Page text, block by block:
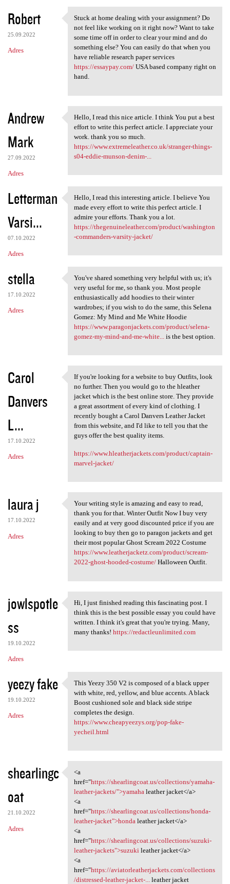
Robert
25.09.2022
Adres
Stuck at home dealing with
Stuck at home dealing with your assignment? Do
not feel like working on it right now? Want to take
some time off in order to clear your mind and do
something else? You can easily do that when you
have reliable research paper services
https://essaypay.com/USA based company right on
hand.
Andrew
Mark
27.09.2022
Adres
Hello, I read this nice
Hello, I read this nice article. I think You put a best
effort to write this perfect article. I appreciate your
work. thank you so much.
https://www.extremeleather.co.uk/stranger-things-
s04-eddie-munson-denim-...
Letterman
Varsi...
07.10.2022
Adres
Hello, I read this
Hello, I read this interesting article. I believe You
made every effort to write this perfect article. I
admire your efforts. Thank you a lot.
https://thegenuineleather.com/product/washington
-commanders-varsity-jacket/
stella
17.10.2022
Adres
You've shared something very
You've shared something very helpful with us; it's
very useful for me, so thank you. Most people
enthusiastically add hoodies to their winter
wardrobes; if you wish to do the same, this Selena
Gomez: My Mind and Me White Hoodie
https://www.paragonjackets.com/product/selena-
gomez-my-mind-and-me-white...
is the best option.
Carol
Danvers
L...
17.10.2022
Adres
If you're looking for a
If you're looking for a website to buy Outfits, look
no further. Then you would go to the hleather
jacket which is the best online store. They provide
a great assortment of every kind of clothing. I
recently bought a Carol Danvers Leather Jacket
from this website, and I'd like to tell you that the
guys offer the best quality items.
https://www.hleatherjackets.com/product/captain-
marvel-jacket/
laura j
17.10.2022
Adres
Your writing style is amazing
Your writing style is amazing and easy to read,
thank you for that. Winter Outfit Now I buy very
easily and at very good discounted price if you are
looking to buy then go to paragon jackets and get
their most popular Ghost Scream 2022 Costume
https://www.leatherjacketz.com/product/scream-
2022-ghost-hooded-costume/Halloween Outfit.
jowlspotle
ss
19.10.2022
Adres
Hi, I just finished reading
Hi, I just finished reading this fascinating post. I
think this is the best possible essay you could have
written. I think it's great that you're trying. Many,
many thanks! https://redactleunlimited.com
yeezy fake
19.10.2022
Adres
This Yeezy 350 V2 is composed
This Yeezy 350 V2 is composed of a black upper
with white, red, yellow, and blue accents. A black
Boost cushioned sole and black side stripe
completes the design.
https://www.cheapyeezys.org/pop-fake-
yecheil.html
shearlingc
oat
21.10.2022
Adres
<a href="https:/
<a
href="https://shearlingcoat.us/collections/yamaha-
leather-jackets/">yamahaleather jacket</a>
<a
href="https://shearlingcoat.us/collections/honda-
leather-jacket">hondaleather jacket</a>
<a
href="https://shearlingcoat.us/collections/suzuki-
leather-jackets">suzukileather jacket</a>
<a
href="https://aviatorleatherjackets.com/collections
/distressed-leather-jacket-...leather jacket